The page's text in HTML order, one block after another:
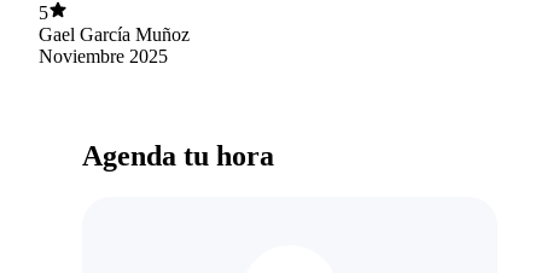
5
Gael García Muñoz
Noviembre 2025
Agenda tu hora